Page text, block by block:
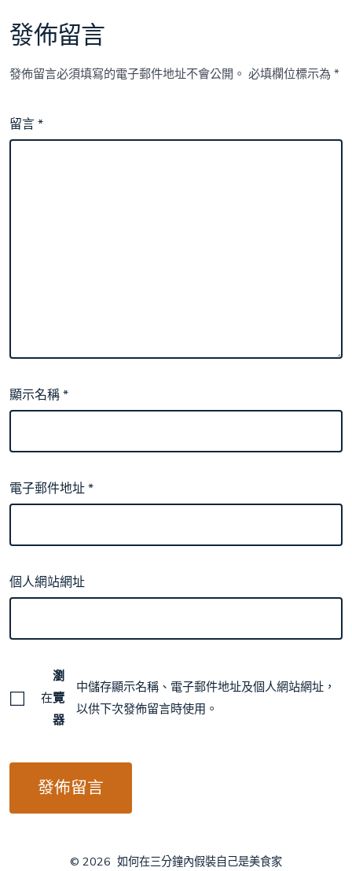
發佈留言
發佈留言必須填寫的電子郵件地址不會公開。 必填欄位標示為*
留言*
顯示名稱*
電子郵件地址*
個人網站網址
在
瀏
覽
器
中儲存顯示名稱、電子郵件地址及個人網站網址，
以供下次發佈留言時使用。
© 2026 如何在三分鐘內假裝自己是美食家